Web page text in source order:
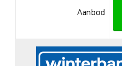
Aanbod